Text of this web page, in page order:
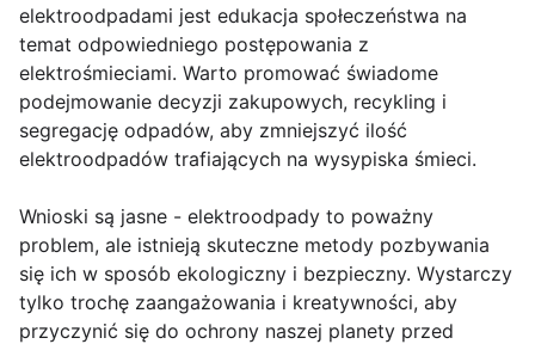
elektroodpadami jest edukacja społeczeństwa na
temat odpowiedniego postępowania z
elektrośmieciami. Warto promować świadome
podejmowanie decyzji zakupowych, recykling i
segregację odpadów, aby zmniejszyć ilość
elektroodpadów trafiających na wysypiska śmieci.
Wnioski są jasne - elektroodpady to poważny
problem, ale istnieją skuteczne metody pozbywania
się ich w sposób ekologiczny i bezpieczny. Wystarczy
tylko trochę zaangażowania i kreatywności, aby
przyczynić się do ochrony naszej planety przed